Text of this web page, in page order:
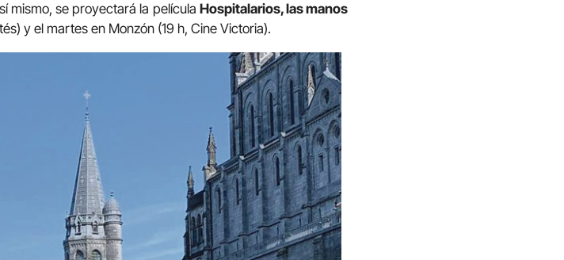
mismo, se proyectará la película Hospitalarios, las manos
y el martes en Monzón (19 h, Cine Victoria).